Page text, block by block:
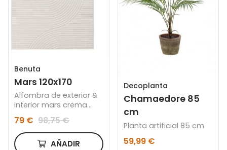
Benuta
Mars 120x170
Alfombra de exterior &
interior mars crema
120x170
79 € 98,75 €
AÑADIR
Decoplanta
Chamaedore 85
cm
Planta artificial 85 cm
59,99 €